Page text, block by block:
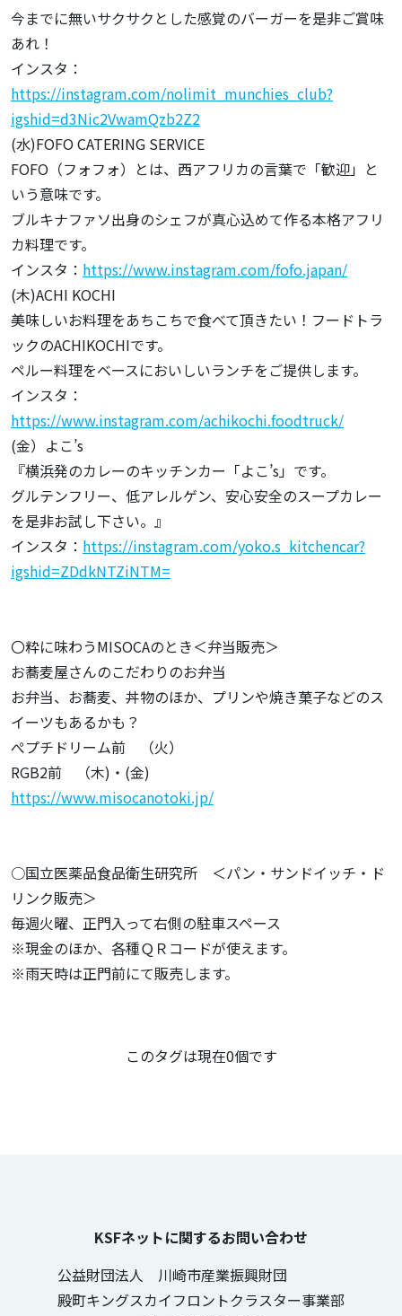
今までに無いサクサクとした感覚のバーガーを是非ご賞味
あれ！
インスタ：
https://instagram.com/nolimit_munchies_club?
igshid=d3Nic2VwamQzb2Z2
(水)FOFO CATERING SERVICE
FOFO（フォフォ）とは、西アフリカの言葉で「歓迎」と
いう意味です。
ブルキナファソ出身のシェフが真心込めて作る本格アフリ
カ料理です。
インスタ： https://www.instagram.com/fofo.japan/
(木)ACHI KOCHI
美味しいお料理をあちこちで食べて頂きたい！フードトラ
ックのACHIKOCHIです。
ペルー料理をベースにおいしいランチをご提供します。
インスタ：
https://www.instagram.com/achikochi.foodtruck/
(金）よこ’s
『横浜発のカレーのキッチンカー「よこ’s」です。
グルテンフリー、低アレルゲン、安心安全のスープカレー
を是非お試し下さい。』
インスタ： https://instagram.com/yoko.s_kitchencar?
igshid=ZDdkNTZiNTM=
〇粋に味わうMISOCAのとき＜弁当販売＞
お蕎麦屋さんのこだわりのお弁当
お弁当、お蕎麦、丼物のほか、プリンや焼き菓子などのス
イーツもあるかも？
ぺプチドリーム前 （火）
RGB2前 （木)・(金)
https://www.misocanotoki.jp/
○国立医薬品食品衛生研究所 ＜パン・サンドイッチ・ド
リンク販売＞
毎週火曜、正門入って右側の駐車スペース
※現金のほか、各種ＱＲコードが使えます。
※雨天時は正門前にて販売します。
この記事のタグこのタグは現在0個です
KSFネットに関するお問い合わせ
公益財団法人 川崎市産業振興財団
殿町キングスカイフロントクラスター事業部